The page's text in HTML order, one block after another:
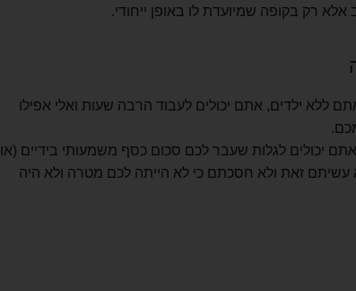
רק בקופה שמיועדת לו באופן ייחודי.
ללא ילדים, אתם יכולים לעבוד הרבה שעות ואלי אפילו
יכולים לגלות שעבר לכם סכום כסף משמעותי בידיים (או
עשיתם זאת ולא חסכתם כי לא הייתה לכם מטרה ולא היה